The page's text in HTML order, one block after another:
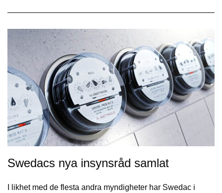
Swedacs nya insynsråd samlat
I likhet med de flesta andra myndigheter har Swedac i